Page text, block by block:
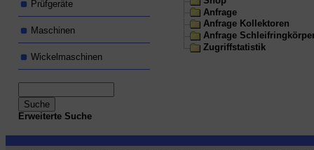
Prüfgeräte
Maschinen
Wickelmaschinen
Erweiterte Suche
Anfrage
Anfrage Kollektoren
Anfrage
Zugriffstatistik